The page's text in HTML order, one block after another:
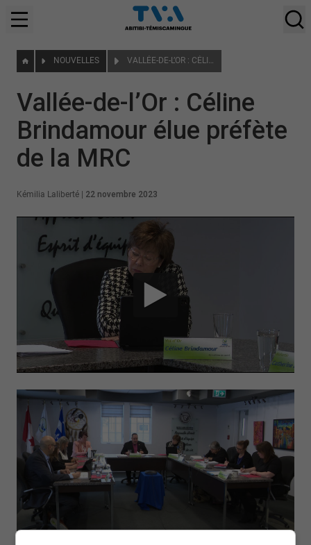
NOUVELLES VALLÉE-DE-L’OR : CÉLINE BRINDAMOUR ÉLUE PRÉFÈTE DE LA MRC
Vallée-de-l’Or : Céline
Brindamour élue préfète
de la MRC
Kémilia Laliberté 22 novembre 2023